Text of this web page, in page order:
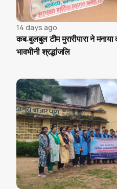
14 days ago
कब-बुलबुल टीम मुरारीपारा ने
भावभीनी श्रद्धांजलि